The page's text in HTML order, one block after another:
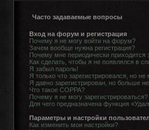
Часто задаваемые вопросы
Вход на форум и регистрация
Почему я не могу войти на форум?
Зачем вообще нужна регистрация?
Почему мне периодически приходится
Как сделать, чтобы я не появлялся в
Я забыл пароль!
Я только что зарегистрировался, но не
Я давно зарегистрирован, но больше
Что такое COPPA?
Почему я не могу зарегистрироваться?
Для чего предназначена функция
Параметры и настройки
Как изменить мои настройки?